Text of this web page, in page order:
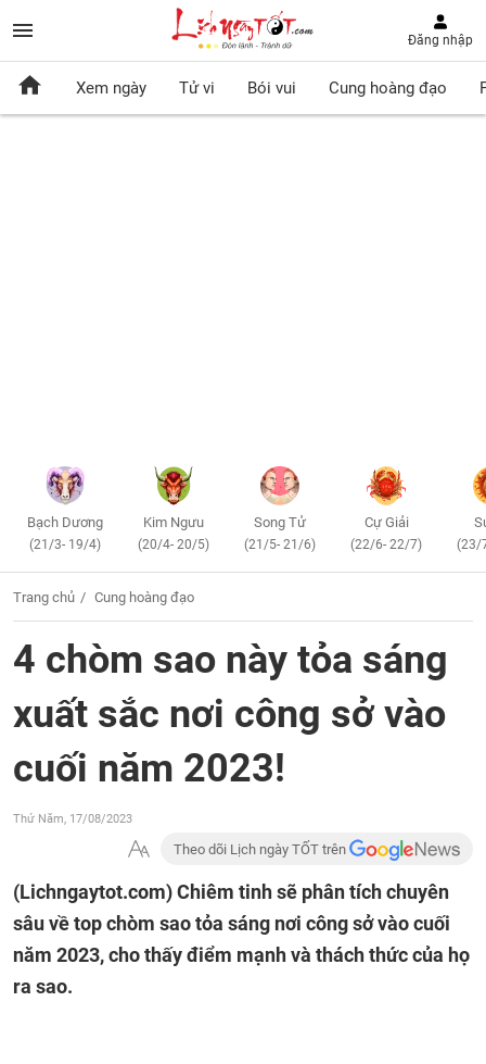
Đăng nhập
Xem ngày Tử vi Bói vui Cung hoàng đạo
Bạch Dương
(21/3- 19/4)
Kim Ngưu
(20/4- 20/5)
Song Tử
(21/5- 21/6)
Cự Giải
(22/6- 22/7) (23/
Trang chủ Cung hoàng đạo
4 chòm sao này tỏa sáng
xuất sắc nơi công sở vào
cuối năm 2023!
Thứ Năm, 17/08/2023
Theo dõi Lịch ngày TỐT trên
(Lichngaytot.com)Chiêm tinh sẽ phân tích chuyên
sâu về top chòm sao tỏa sáng nơi công sở vào cuối
năm 2023, cho thấy điểm mạnh và thách thức của họ
ra sao.